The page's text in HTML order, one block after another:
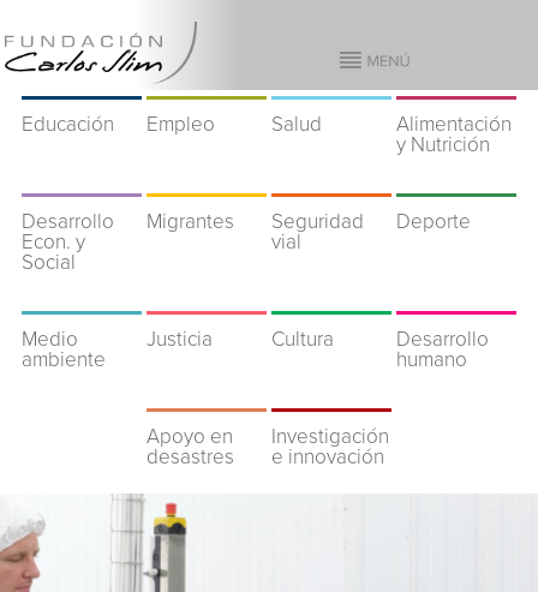
Educación Empleo Salud
Alimentación
y Nutrición
Desarrollo
Econ. y
Social
Migrantes
Seguridad
vial
Deporte
Medio
ambiente
Justicia Cultura
Desarrollo
humano
Apoyo en
desastres
Investigación
e innovación